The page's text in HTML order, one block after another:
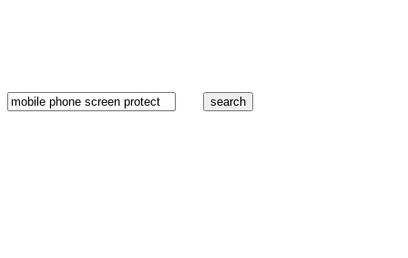
search